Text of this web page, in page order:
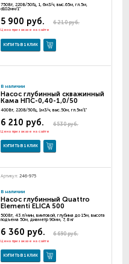
750Вт, 220В/50Гц, 1, 6м3/ч, выс.65м, гл.5м,
d102мм/1"
6 210 руб.
5 900 руб.
Цена при заказе на сайте
КУПИТЬ В 1 КЛИК
В наличии
Насос глубинный скважинный
Кама НПС-0,40-1,0/50
400Вт, 220В/50Гц, 1м3/ч, выс.50м, гл.5м/1"
6 530 руб.
6 210 руб.
Цена при заказе на сайте
КУПИТЬ В 1 КЛИК
Артикул: 246-975
В наличии
Насос глубинный Quattro
Elementi ELICA 500
500Вт, 43 л/мин, винтовой, глубина до 15м, высота
подъема 50м, диаметр 90мм, 7, 8 кг
6 690 руб.
6 360 руб.
Цена при заказе на сайте
КУПИТЬ В 1 КЛИК